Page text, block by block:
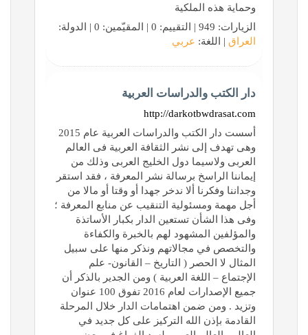
وحماية هذه الملكية
الزيارات: 949 | التقييم: 0 | المقيّمين: 0 | الدولة:
العراق | اللغة: عربي
دار الكتب والدراسات العربية
http://darkotbwdrasat.com
أسست دار الكتب والدراسات العربية عام 2015
وهى تهدف إلى نشر الثقافة العربية فى العالم
العربى ولاسيما دول الخليج العربى وذلك من
إيماننا الراسخ برسالة نشر المعرفة ، فقد استقر
وجداننا وفكرنا ألا ندخر جهدا أو وقتا أو مالا من
أجل مهمة ومسئولية التنقيب عن منابع المعرفة ؛
وفى هذا الشأن تستعين الدار بكبار الأساتذة
والمؤلفين المشهود لهم بالخبرة والكفاءة
والتخصص في مجالاتهم ونذكر منها على سبيل
المثال لا الحصر ( التاريخ – القانون- علم
الإجتماع – اللغة العربية ) ومن الجدير بالذكر أن
جميع الإصدارات لعام 2016 تفوق 100 عنوان
وتزيد . ومن ضمن اهتمامات الدار خلال المرحلة
القادمة بإذن الله التركيز على كل جديد في